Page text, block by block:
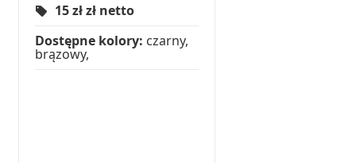
15 złzł netto
Dostępne kolory: czarny,
brązowy,